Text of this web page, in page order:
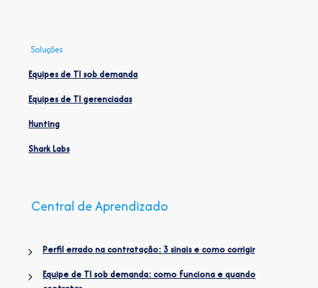
Soluções
Equipes de TI sob demanda
Equipes de TI gerenciadas
Hunting
Shark Labs
Central de Aprendizado
Perfil errado na contratação: 3 sinais e como corrigir
Equipe de TI sob demanda: como funciona e quando